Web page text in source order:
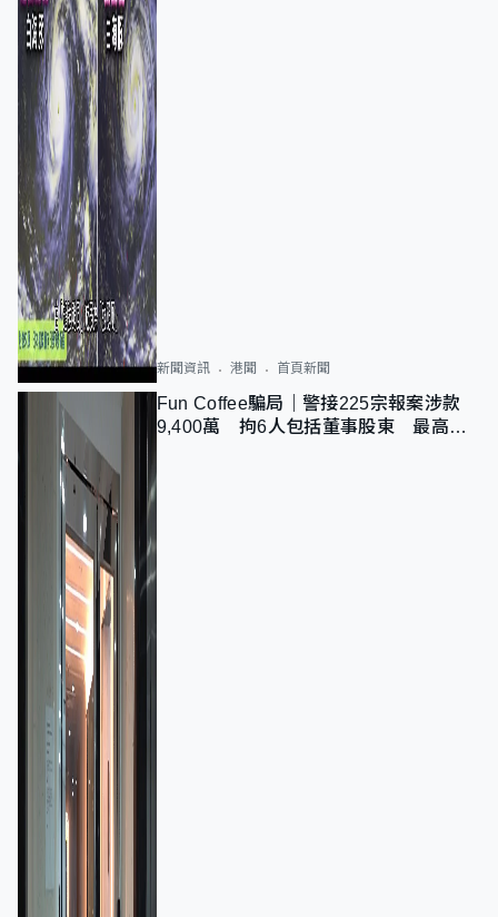
新聞資訊 港聞 首頁新聞
Fun Coffee騙局｜警接225宗報案涉款
9,400萬 拘6人包括董事股東 最高金